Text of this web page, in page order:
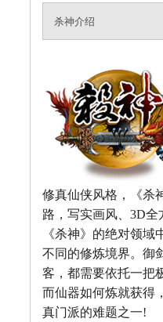
杀神介绍
修真仙侠风格，《杀
路，写实画风、3D全
《杀神》的绝对领域
不同的修炼境界。御
客，都需要依托一把
而仙器如何炼就获得
真门派的难题之一!